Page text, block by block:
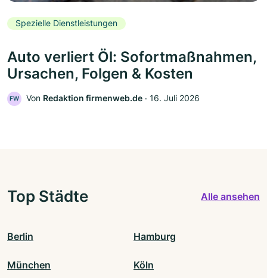
Spezielle Dienstleistungen
Auto verliert Öl: Sofortmaßnahmen,
Ursachen, Folgen & Kosten
FW Von Redaktion firmenweb.de ‧ 16. Juli 2026
Top Städte Alle ansehen
Berlin Hamburg
München Köln